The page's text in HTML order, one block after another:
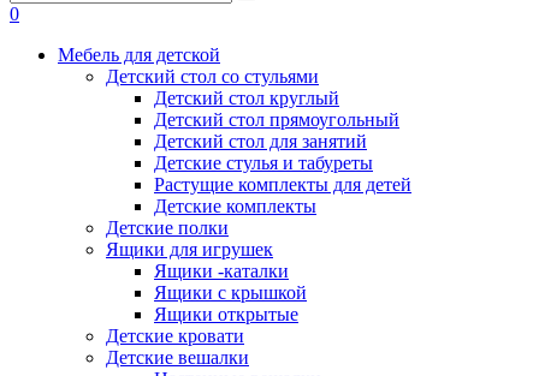
0
Мебель для детской
Детский стол со стульями
Детский стол круглый
Детский стол прямоугольный
Детский стол для занятий
Детские стулья и табуреты
Растущие комплекты для детей
Детские комплекты
Детские полки
Ящики для игрушек
Ящики -каталки
Ящики с крышкой
Ящики открытые
Детские кровати
Детские вешалки